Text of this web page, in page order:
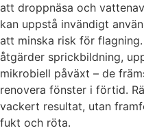
att droppnäsa och
kan uppstå invändigt
att minska risk för
åtgärder sprickbildning,
mikrobiell påväxt – de
renovera fönster i förtid.
vackert resultat, utan
fukt och röta.